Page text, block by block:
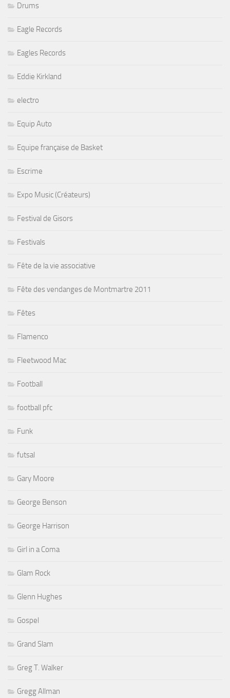
Drums
Eagle Records
Eagles Records
Eddie Kirkland
electro
Equip Auto
Equipe française de Basket
Escrime
Expo Music (Créateurs)
Festival de Gisors
Festivals
Fête de la vie associative
Fête des vendanges de Montmartre 2011
Fêtes
Flamenco
Fleetwood Mac
Football
football pfc
Funk
futsal
Gary Moore
George Benson
George Harrison
Girl in a Coma
Glam Rock
Glenn Hughes
Gospel
Grand Slam
Greg T. Walker
Gregg Allman